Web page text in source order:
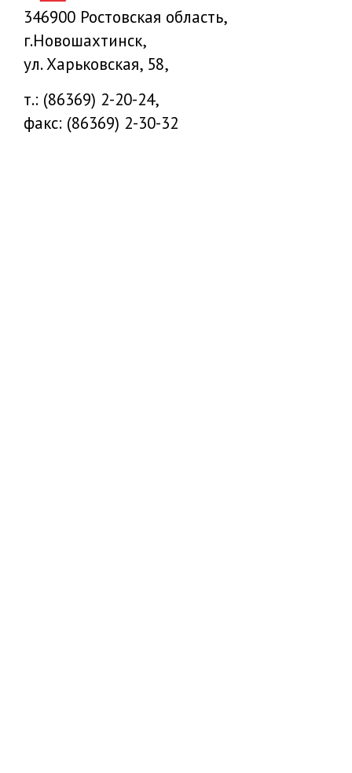
346900 Ростовская область,
г.Новошахтинск,
ул. Харьковская, 58,
т.: (86369) 2-20-24,
факс: (86369) 2-30-32